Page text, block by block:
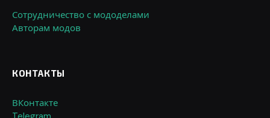
Сотрудничество с мододелами
Авторам модов
КОНТАКТЫ
ВКонтакте